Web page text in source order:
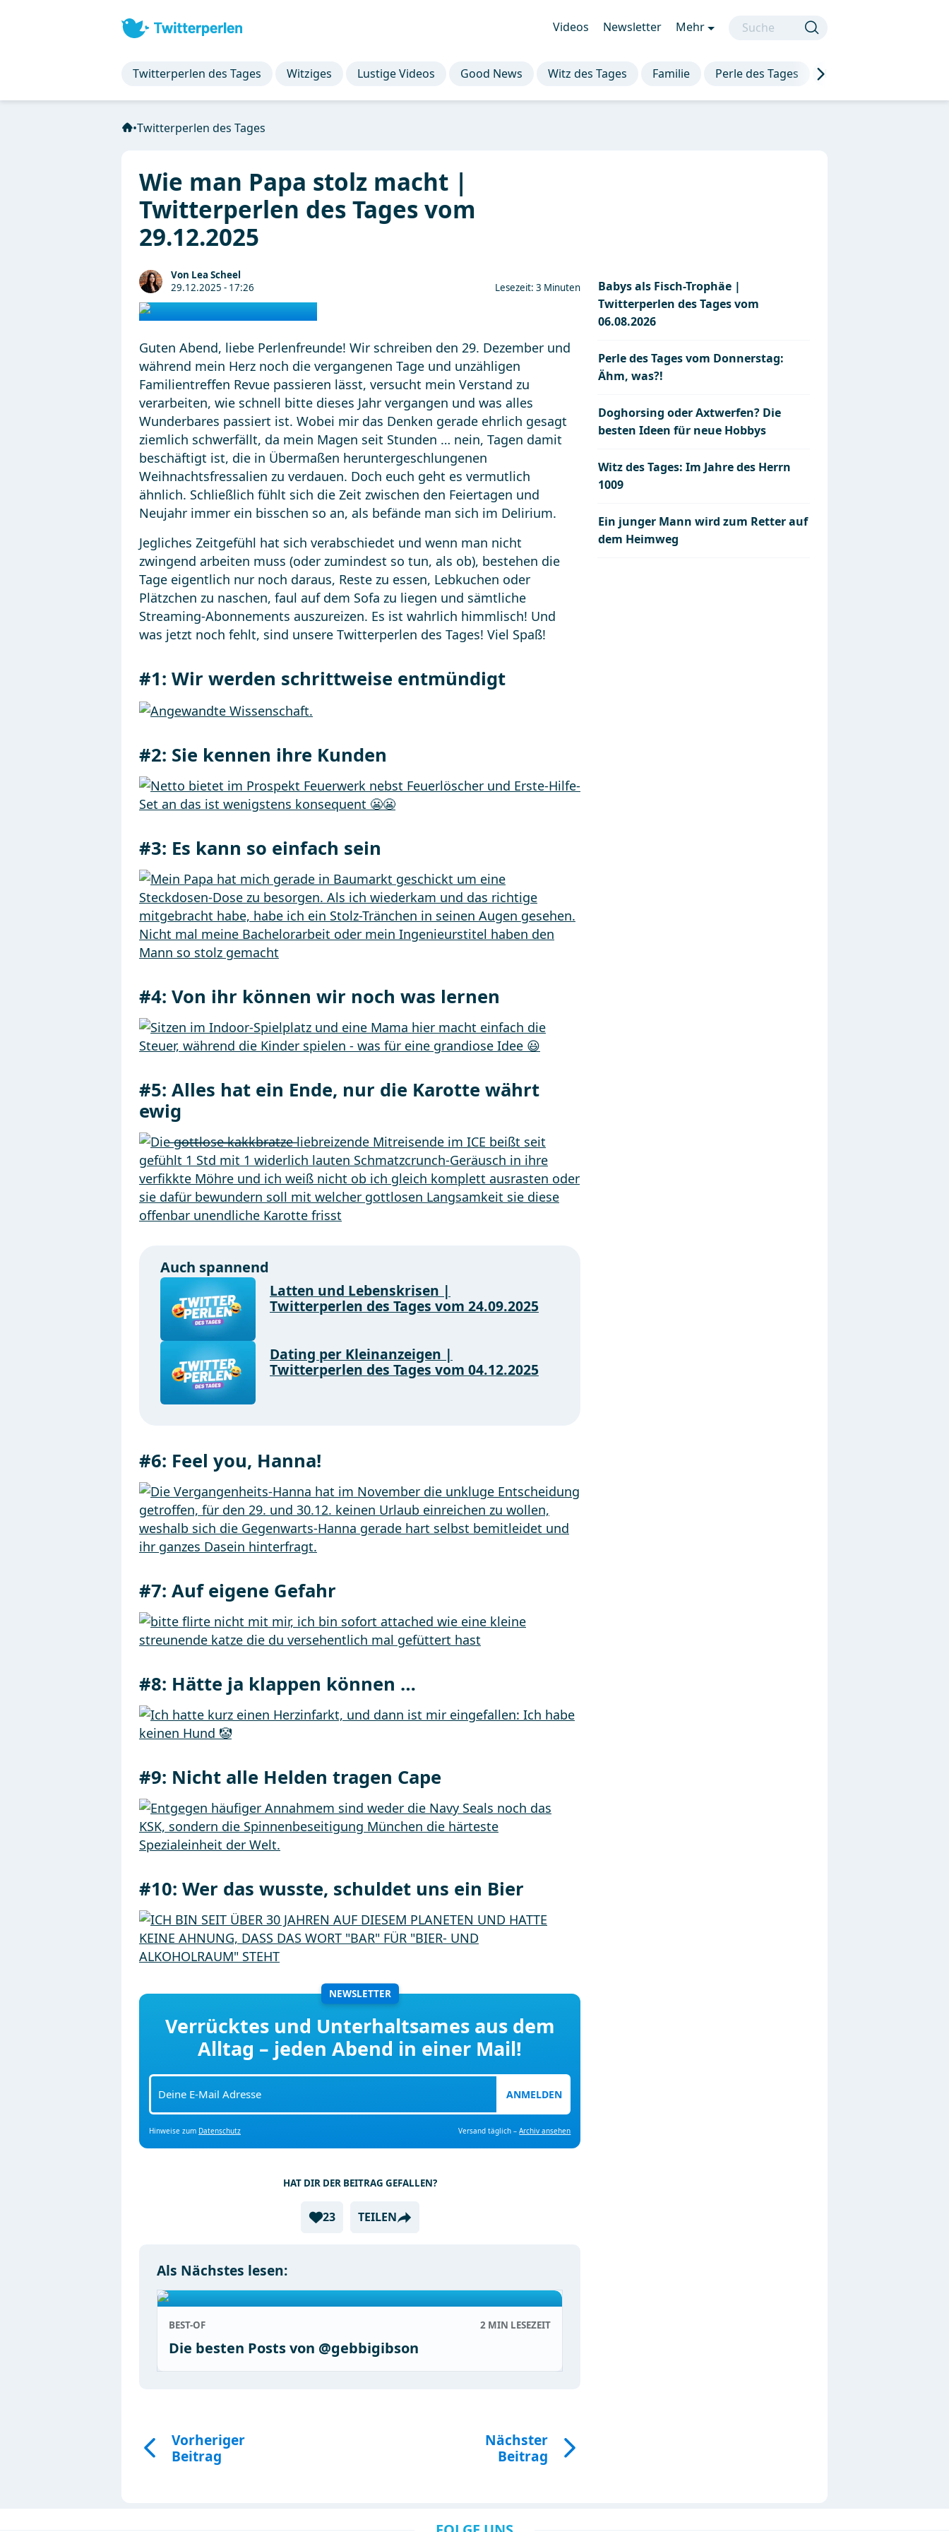
Videos Newsletter Mehr
Twitterperlen des Tages Witziges Lustige Videos Good News Witz des Tages Familie Perle des Tages Die besten Sprüche
•Twitterperlen des Tages
Wie man Papa stolz macht |
Twitterperlen des Tages vom
29.12.2025
Von Lea Scheel
29.12.2025 - 17:26
Lesezeit: 3 Minuten
Guten Abend, liebe Perlenfreunde! Wir schreiben den 29. Dezember und
während mein Herz noch die vergangenen Tage und unzähligen
Familientreffen Revue passieren lässt, versucht mein Verstand zu
verarbeiten, wie schnell bitte dieses Jahr vergangen und was alles
Wunderbares passiert ist. Wobei mir das Denken gerade ehrlich gesagt
ziemlich schwerfällt, da mein Magen seit Stunden … nein, Tagen damit
beschäftigt ist, die in Übermaßen heruntergeschlungenen
Weihnachtsfressalien zu verdauen. Doch euch geht es vermutlich
ähnlich. Schließlich fühlt sich die Zeit zwischen den Feiertagen und
Neujahr immer ein bisschen so an, als befände man sich im Delirium.
Jegliches Zeitgefühl hat sich verabschiedet und wenn man nicht
zwingend arbeiten muss (oder zumindest so tun, als ob), bestehen die
Tage eigentlich nur noch daraus, Reste zu essen, Lebkuchen oder
Plätzchen zu naschen, faul auf dem Sofa zu liegen und sämtliche
Streaming-Abonnements auszureizen. Es ist wahrlich himmlisch! Und
was jetzt noch fehlt, sind unsere Twitterperlen des Tages! Viel Spaß!
#1: Wir werden schrittweise entmündigt
#2: Sie kennen ihre Kunden
#3: Es kann so einfach sein
#4: Von ihr können wir noch was lernen
#5: Alles hat ein Ende, nur die Karotte währt
ewig
Auch spannend
Latten und Lebenskrisen |
Twitterperlen des Tages vom 24.09.2025
Dating per Kleinanzeigen |
Twitterperlen des Tages vom 04.12.2025
#6: Feel you, Hanna!
#7: Auf eigene Gefahr
#8: Hätte ja klappen können …
#9: Nicht alle Helden tragen Cape
#10: Wer das wusste, schuldet uns ein Bier
NEWSLETTER
Verrücktes und Unterhaltsames aus dem
Alltag – jeden Abend in einer Mail!
ANMELDEN
Hinweise zum Datenschutz Versand täglich –Archiv ansehen
HAT DIR DER BEITRAG GEFALLEN?
23 TEILEN
Als Nächstes lesen:
BEST-OF 2 MIN LESEZEIT
Die besten Posts von @gebbigibson
Vorheriger
Beitrag
Nächster
Beitrag
Babys als Fisch-Trophäe |
Twitterperlen des Tages vom
06.08.2026
Perle des Tages vom Donnerstag:
Ähm, was?!
Doghorsing oder Axtwerfen? Die
besten Ideen für neue Hobbys
Witz des Tages: Im Jahre des Herrn
1009
Ein junger Mann wird zum Retter auf
dem Heimweg